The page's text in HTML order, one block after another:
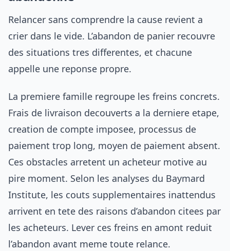
Relancer sans comprendre la cause revient a
crier dans le vide. L’abandon de panier recouvre
des situations tres differentes, et chacune
appelle une reponse propre.
La premiere famille regroupe les freins concrets.
Frais de livraison decouverts a la derniere etape,
creation de compte imposee, processus de
paiement trop long, moyen de paiement absent.
Ces obstacles arretent un acheteur motive au
pire moment. Selon les analyses du Baymard
Institute, les couts supplementaires inattendus
arrivent en tete des raisons d’abandon citees par
les acheteurs. Lever ces freins en amont reduit
l’abandon avant meme toute relance.